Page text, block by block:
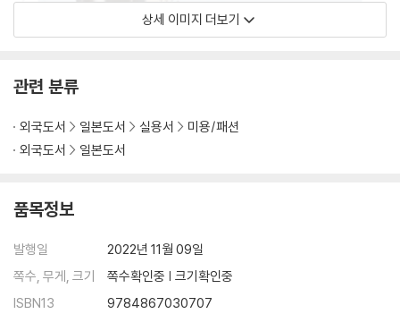
상세 이미지 더보기
관련 분류
외국도서 일본도서 실용서
미용/패션
외국도서
일본도서
품목정보
발행일
2022년 11월 09일
쪽수, 무게, 크기
쪽수확인중 | 크기확인중
ISBN13
9784867030707